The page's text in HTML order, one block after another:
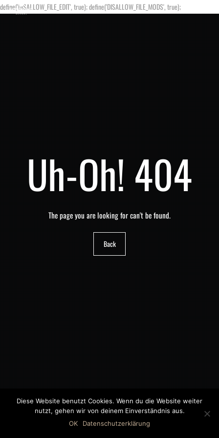
define('DISALLOW_FILE_EDIT', true); define('DISALLOW_FILE_MODS', true);
Uh-Oh! 404
The page you are looking for can't be found.
Back
©2018 MWB – MOTORWAGEN BERNAU GMBH
Diese Website benutzt Cookies. Wenn du die Website weiter
nutzt, gehen wir von deinem Einverständnis aus.
OK
Datenschutzerklärung